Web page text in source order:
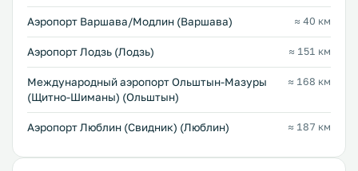
Аэропорт Варшава/Модлин (Варшава) ≈ 40 км
Аэропорт Лодзь (Лодзь) ≈ 151 км
Международный аэропорт Ольштын-Мазуры
(Щитно-Шиманы) (Ольштын)
≈ 168 км
Аэропорт Люблин (Свидник) (Люблин) ≈ 187 км